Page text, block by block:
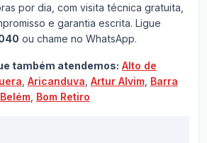
por dia, com visita técnica gratuita,
e garantia escrita. Ligue
ou chame no WhatsApp.
também atendemos: Alto de
Aricanduva Artur Alvim, Barra
Belém, Bom Retiro